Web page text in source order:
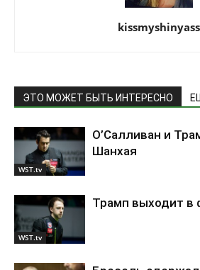
kissmyshinyass
ЭТО МОЖЕТ БЫТЬ ИНТЕРЕСНО
WST.tv
О’Салливан и
Шанхая
WST.tv
Трамп выходит в